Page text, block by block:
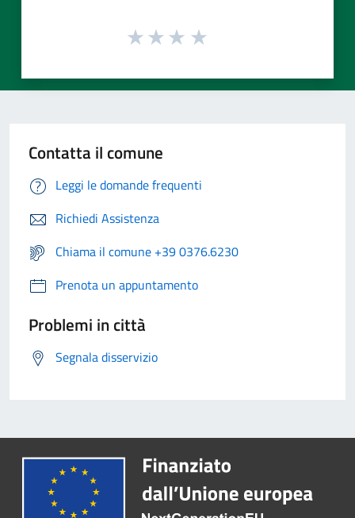
Contatta il comune
Leggi le domande frequenti
Richiedi Assistenza
Chiama il comune +39 0376.6230
Prenota un appuntamento
Problemi in città
Segnala disservizio